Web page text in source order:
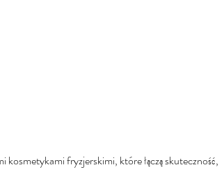
fryzjerskimi, które łączą skuteczność,